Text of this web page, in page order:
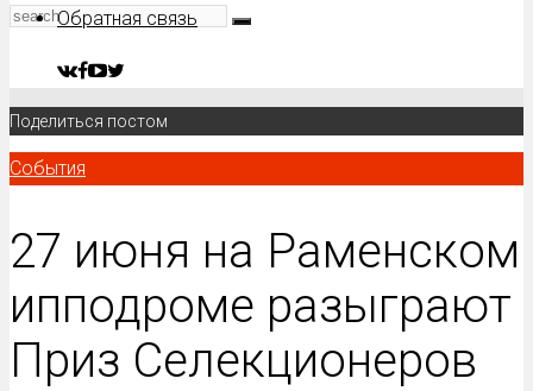
Обратная связь
Поделиться постом
События
27 июня на Раменском
ипподроме разыграют
Приз Селекционеров